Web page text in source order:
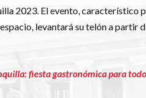
2023. El evento, característico
levantará su telón a partir
fiesta gastronómica para